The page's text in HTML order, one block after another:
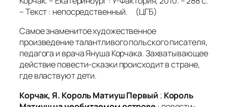
– Текст : непосредственный. (ЦГБ)
Самое знаменитое художественное
произведение талантливого польского писателя,
педагога и врача Януша Корчака. Захватывающее
действие повести-сказки происходит в стране,
где властвуют дети.
Корчак, Я. Король Матиуш Первый ; Король